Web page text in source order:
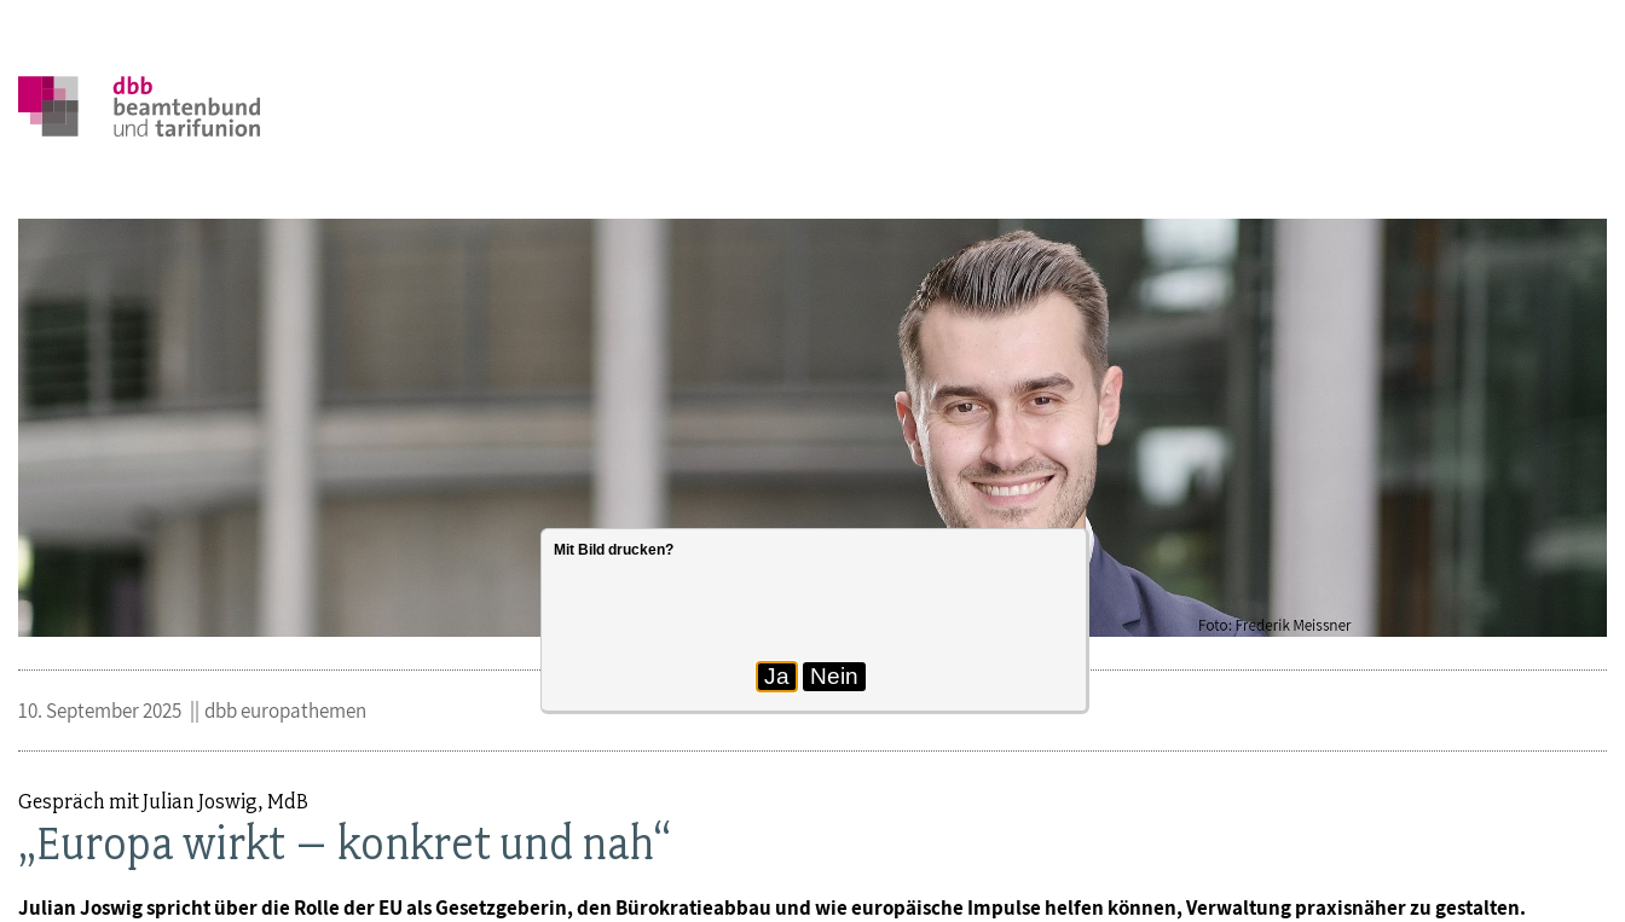
Gespräch mit Julian Joswig, MdB
„Europa wirkt – konkret und nah“
10. September 2025 dbb europathemen
Julian Joswig spricht über die Rolle der EU als Gesetzgeberin, den Bürokratieabbau und wie europäische Impulse helfen können, Verwaltung praxisnäher zu gestalten.
Mit Bild drucken?
Ja Nein